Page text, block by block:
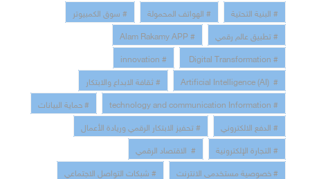
# البنية التحتية
# الهواتف المحمولة
# سوق الكمبيوتر
# تطبيق عالم رقمي
# Alam Rakamy APP
# Digital Transformation
# innovation
# Artificial Intelligence (AI)
# ثقافة الابداع والابتكار
# technology and communication Information
# حماية البيانات
# الدفع الالكتروني
# تحفيز الابتكار الرقمي وريادة الأعمال
# التجارة الإلكترونية
# الاقتصاد الرقمي
# خصوصية مستخدمى الانترنت
# شبكات التواصل الاجتماعي